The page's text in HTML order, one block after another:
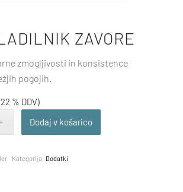
ZAVORE
zmogljivosti in konsistence
pogojih.
% DDV)
Dodaj v košarico
Kategorija: Dodatki